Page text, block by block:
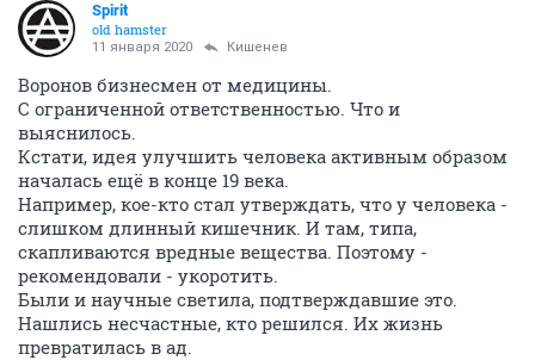
Spirit
old hamster
11 января 2020 Кишенев
Воронов бизнесмен от медицины.
С ограниченной ответственностью. Что и
выяснилось.
Кстати, идея улучшить человека активным образом
началась ещё в конце 19 века.
Например, кое-кто стал утверждать, что у человека -
слишком длинный кишечник. И там, типа,
скапливаются вредные вещества. Поэтому -
рекомендовали - укоротить.
Были и научные светила, подтверждавшие это.
Нашлись несчастные, кто решился. Их жизнь
превратилась в ад.